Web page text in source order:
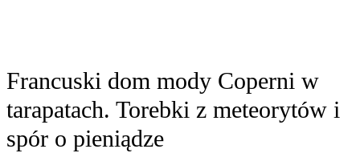
Francuski dom mody Coperni w
tarapatach. Torebki z meteorytów i
spór o pieniądze